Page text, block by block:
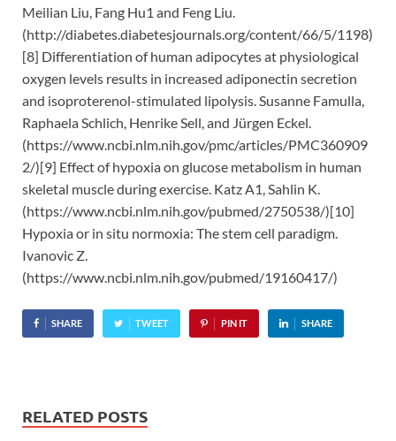
Meilian Liu, Fang Hu1 and Feng Liu.
(http://diabetes.diabetesjournals.org/content/66/5/1198)
[8] Differentiation of human adipocytes at physiological
oxygen levels results in increased adiponectin secretion
and isoproterenol-stimulated lipolysis. Susanne Famulla,
Raphaela Schlich, Henrike Sell, and Jürgen Eckel.
(https://www.ncbi.nlm.nih.gov/pmc/articles/PMC360909
2/)[9] Effect of hypoxia on glucose metabolism in human
skeletal muscle during exercise. Katz A1, Sahlin K.
(https://www.ncbi.nlm.nih.gov/pubmed/2750538/)[10]
Hypoxia or in situ normoxia: The stem cell paradigm.
Ivanovic Z.
(https://www.ncbi.nlm.nih.gov/pubmed/19160417/)
SHARE TWEET PIN IT SHARE
RELATED POSTS